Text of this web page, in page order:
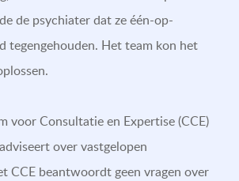
de psychiater dat ze één-op-
tegengehouden. Het team kon het
voor Consultatie en Expertise (CCE)
over vastgelopen
CCE beantwoordt geen vragen over